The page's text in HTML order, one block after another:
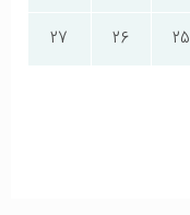
25
26
27